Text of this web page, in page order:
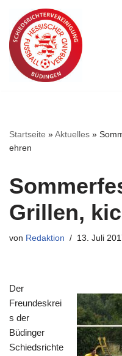
Zum
Inhalt
springen
Startseite »Aktuelles »
ehren
Grillen,
von Redaktion 13. Juli
Der
Freundeskrei
s der
Büdinger
Schiedsrichte